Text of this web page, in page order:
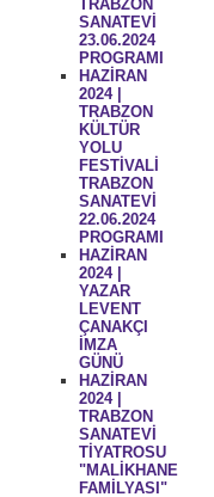
TRABZON
SANATEVİ
23.06.2024
PROGRAMI
HAZİRAN
2024 |
TRABZON
KÜLTÜR
YOLU
FESTİVALİ
TRABZON
SANATEVİ
22.06.2024
PROGRAMI
HAZİRAN
2024 |
YAZAR
LEVENT
ÇANAKÇI
İMZA
GÜNÜ
HAZİRAN
2024 |
TRABZON
SANATEVİ
TİYATROSU
"MALİKHANE
FAMİLYASI"